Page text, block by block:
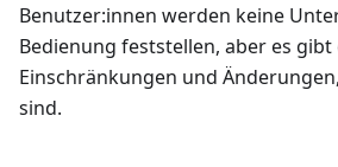
Benutzer:innen werden keine
Bedienung feststellen, aber es gibt
Einschränkungen und
sind.